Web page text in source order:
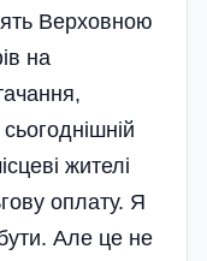
Верховною
на
жителі
оплату. Я
Але це не